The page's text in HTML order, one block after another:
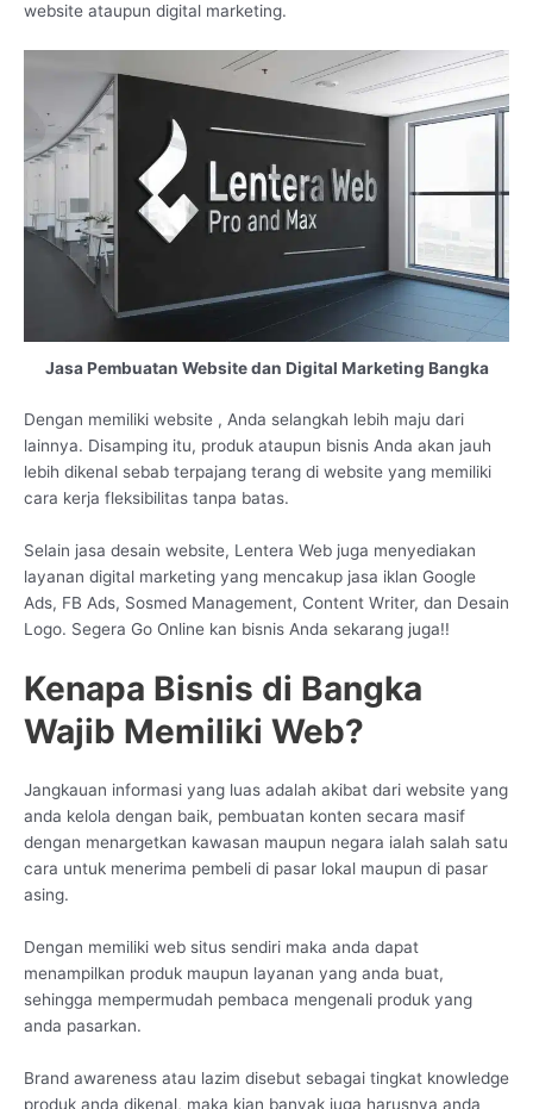
website ataupun digital marketing.
Jasa Pembuatan Website dan Digital Marketing Bangka
Dengan memiliki website , Anda selangkah lebih maju dari
lainnya. Disamping itu, produk ataupun bisnis Anda akan jauh
lebih dikenal sebab terpajang terang di website yang memiliki
cara kerja fleksibilitas tanpa batas.
Selain jasa desain website, Lentera Web juga menyediakan
layanan digital marketing yang mencakup jasa iklan Google
Ads, FB Ads, Sosmed Management, Content Writer, dan Desain
Logo. Segera Go Online kan bisnis Anda sekarang juga!!
Kenapa Bisnis di Bangka
Wajib Memiliki Web?
Jangkauan informasi yang luas adalah akibat dari website yang
anda kelola dengan baik, pembuatan konten secara masif
dengan menargetkan kawasan maupun negara ialah salah satu
cara untuk menerima pembeli di pasar lokal maupun di pasar
asing.
Dengan memiliki web situs sendiri maka anda dapat
menampilkan produk maupun layanan yang anda buat,
sehingga mempermudah pembaca mengenali produk yang
anda pasarkan.
Brand awareness atau lazim disebut sebagai tingkat knowledge
produk anda dikenal, maka kian banyak juga harusnya anda